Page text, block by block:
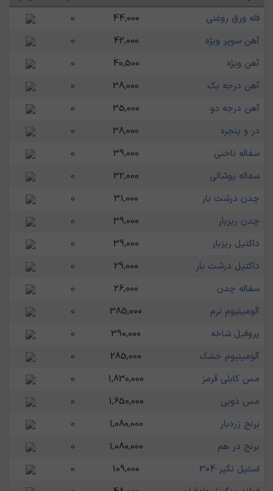
فله ورق روغنی
44,000
0
آهن سوپر ویژه
42,000
0
آهن ویژه
40,500
0
آهن درجه یک
38,000
0
آهن درجه دو
35,000
0
در و پنجره
38,000
0
سفاله ناخنی
39,000
0
سفاله پوشالی
32,000
0
چدن درشت بار
31,000
0
چدن ریزبار
39,000
0
داکتیل ریزبار
39,000
0
داکتیل درشت بار
29,000
0
سفاله چدن
26,000
0
آلومینیوم نرم
385,000
0
پروفیل شاخه
390,000
0
آلومینیوم خشک
285,000
0
مس کابلی قرمز
1,830,000
0
مس ذوبی
1,650,000
0
برنج زردبار
1,080,000
0
برنج در هم
1,080,000
0
استیل نگیر 304
109,000
0